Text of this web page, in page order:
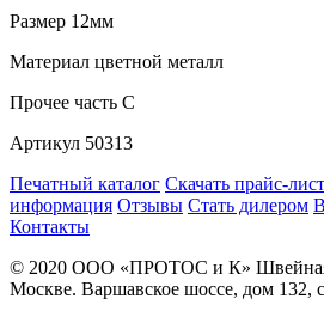
Размер 12мм
Материал цветной металл
Прочее часть C
Артикул 50313
Печатный каталог Скачать прайс-лист
информация Отзывы Стать дилером
Контакты
© 2020 ООО «ПРОТОС и К»
Москве. Варшавское шоссе, дом 132,